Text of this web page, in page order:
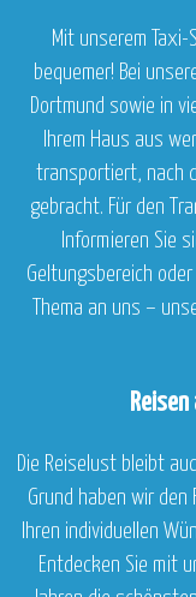
Mit unserem
bequemer! Bei
Dortmund sowie in
Ihrem Haus aus
transportiert, nach
gebracht. Für den
Informieren Sie
Geltungsbereich
Thema an uns –
Die Reiselust bleibt
Grund haben wir
Ihren individuellen
Entdecken Sie mit